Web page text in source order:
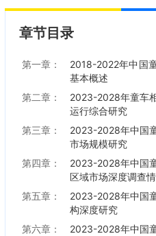
章节目录
第一章：
2018-2022年中国
基本概述
第二章：
2023-2028年童车
运行综合研究
第三章：
2023-2028年中国
市场规模研究
第四章：
2023-2028年中国
区域市场深度调查
第五章：
2023-2028年中国
构深度研究
第六章：
2023-2028年中国